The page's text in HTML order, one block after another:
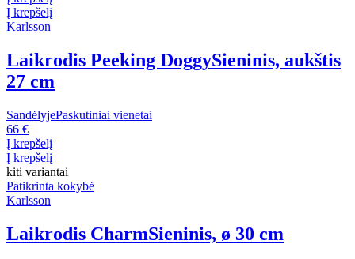
Į krepšelį
Karlsson
Laikrodis Peeking DoggySieninis, aukštis
27 cm
SandėlyjePaskutiniai vienetai
66 €
Į krepšelį
Į krepšelį
kiti variantai
Patikrinta kokybė
Karlsson
Laikrodis CharmSieninis, ø 30 cm